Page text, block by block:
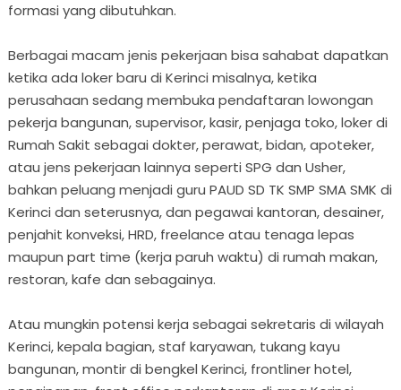
formasi yang dibutuhkan.
Berbagai macam jenis pekerjaan bisa sahabat dapatkan
ketika ada loker baru di Kerinci misalnya, ketika
perusahaan sedang membuka pendaftaran lowongan
pekerja bangunan, supervisor, kasir, penjaga toko, loker di
Rumah Sakit sebagai dokter, perawat, bidan, apoteker,
atau jens pekerjaan lainnya seperti SPG dan Usher,
bahkan peluang menjadi guru PAUD SD TK SMP SMA SMK di
Kerinci dan seterusnya, dan pegawai kantoran, desainer,
penjahit konveksi, HRD, freelance atau tenaga lepas
maupun part time (kerja paruh waktu) di rumah makan,
restoran, kafe dan sebagainya.
Atau mungkin potensi kerja sebagai sekretaris di wilayah
Kerinci, kepala bagian, staf karyawan, tukang kayu
bangunan, montir di bengkel Kerinci, frontliner hotel,